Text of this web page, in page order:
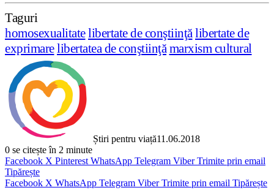
Taguri
homosexualitatelibertate de conştiinţălibertate de
exprimarelibertatea de conştiinţă marxism cultural
Știri pentru viață11.06.2018
0 se citește în 2 minute
Facebook X Pinterest WhatsApp Telegram Viber Trimite prin email
Tipărește
Facebook X WhatsApp Telegram Viber Trimite prin email Tipărește